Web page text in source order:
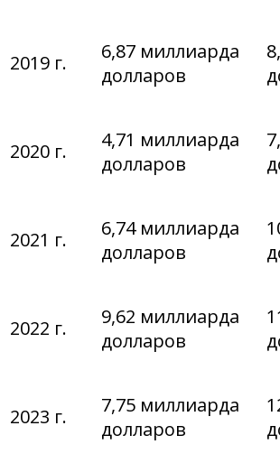
2019 г.
6,87 миллиарда
долларов
2020 г.
4,71 миллиарда
долларов
2021 г.
6,74 миллиарда
долларов
2022 г.
9,62 миллиарда
долларов
2023 г.
7,75 миллиарда
долларов